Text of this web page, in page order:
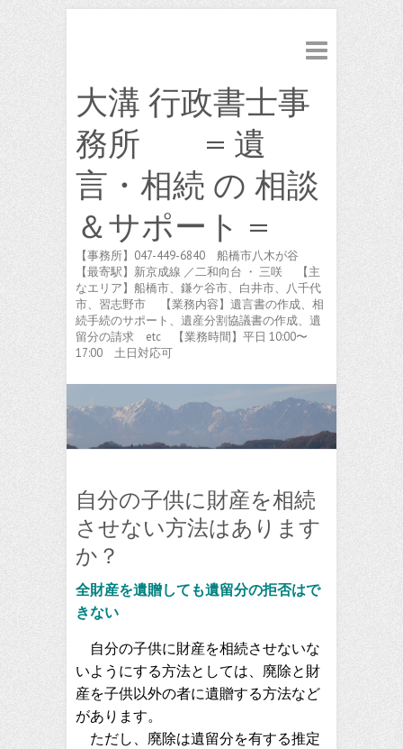
大溝 行政書士事
務所 = 遺
言・相続 の 相談
＆サポート =
【事務所】047-449-6840 船橋市八木が谷
【最寄駅】新京成線 ／二和向台 ・ 三咲 【主
なエリア】船橋市、鎌ケ谷市、白井市、八千代
市、習志野市 【業務内容】遺言書の作成、相
続手続のサポート、遺産分割協議書の作成、遺
留分の請求 etc 【業務時間】平日 10:00〜
17:00 土日対応可
自分の子供に財産を相続
させない方法はあります
か？
全財産を遺贈しても遺留分の拒否はで
きない
自分の子供に財産を相続させないな
いようにする方法としては、廃除と財
産を子供以外の者に遺贈する方法など
があります。
ただし、廃除は遺留分を有する推定